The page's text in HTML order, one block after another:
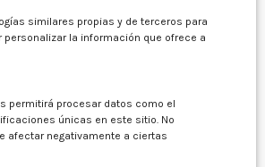
similares propias y de terceros para
la información que ofrece a
permitirá procesar datos como el
únicas en este sitio. No
afectar negativamente a ciertas
y Medio…